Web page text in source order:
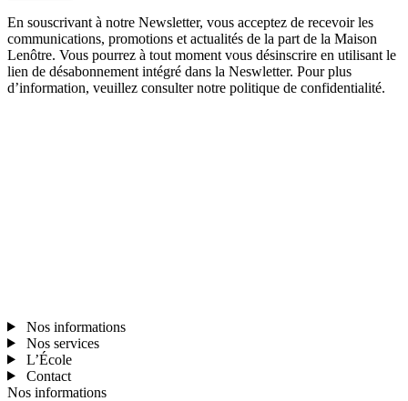
En souscrivant à notre Newsletter, vous acceptez de recevoir les
communications, promotions et actualités de la part de la Maison
Lenôtre. Vous pourrez à tout moment vous désinscrire en utilisant le
lien de désabonnement intégré dans la Neswletter. Pour plus
d’information, veuillez consulter notre politique de confidentialité.
Nos informations
Nos services
L’École
Contact
Nos informations